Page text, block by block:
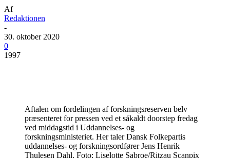
Af
Redaktionen
-
30. oktober 2020
0
1997
Aftalen om fordelingen af forskningsreserven belv
præsenteret for pressen ved et såkaldt doorstep fredag
ved middagstid i Uddannelses- og
forskningsministeriet. Her taler Dansk Folkepartis
uddannelses- og forskningsordfører Jens Henrik
Thulesen Dahl. Foto: Liselotte Sabroe/Ritzau Scanpix